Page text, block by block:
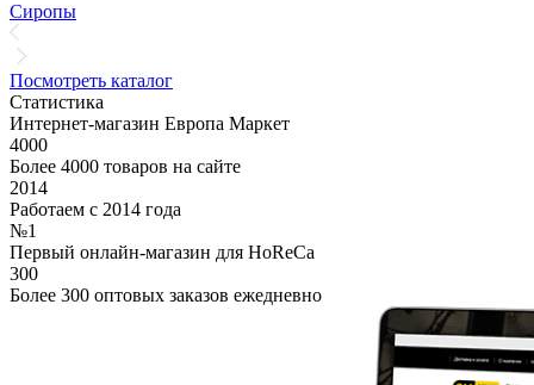
Сиропы
Посмотреть каталог
Статистика
Интернет-магазин Европа Маркет
4000
Более 4000 товаров на сайте
2014
Работаем с 2014 года
№1
Первый онлайн-магазин для HoReCa
300
Более 300 оптовых заказов ежедневно